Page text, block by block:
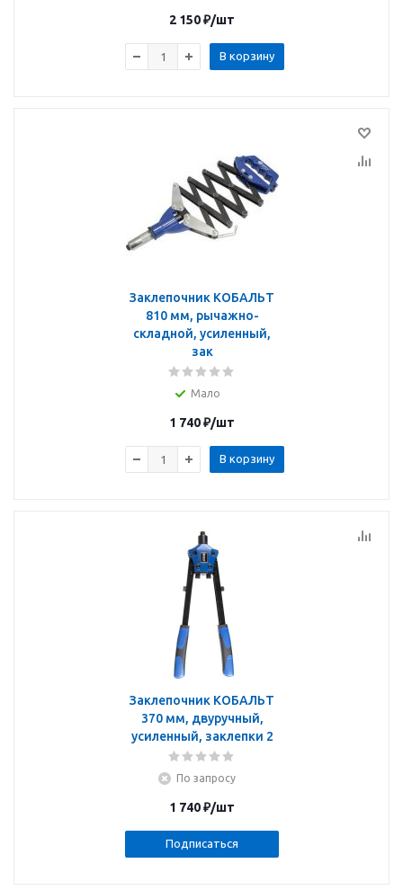
2 150₽/шт
В корзину
Заклепочник КОБАЛЬТ
810 мм, рычажно-
складной, усиленный,
зак
Мало
1 740₽/шт
В корзину
Заклепочник КОБАЛЬТ
370 мм, двуручный,
усиленный, заклепки 2
По запросу
1 740₽/шт
Подписаться